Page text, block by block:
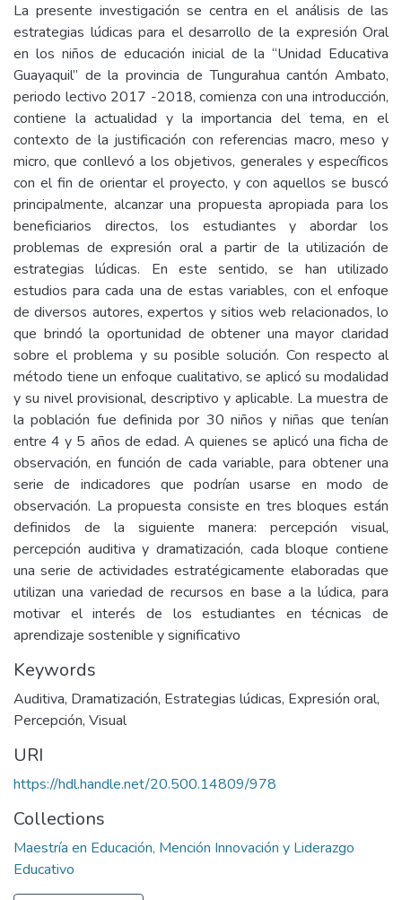
La presente investigación se centra en el análisis de las
estrategias lúdicas para el desarrollo de la expresión Oral
en los niños de educación inicial de la “Unidad Educativa
Guayaquil” de la provincia de Tungurahua cantón Ambato,
periodo lectivo 2017 -2018, comienza con una introducción,
contiene la actualidad y la importancia del tema, en el
contexto de la justificación con referencias macro, meso y
micro, que conllevó a los objetivos, generales y específicos
con el fin de orientar el proyecto, y con aquellos se buscó
principalmente, alcanzar una propuesta apropiada para los
beneficiarios directos, los estudiantes y abordar los
problemas de expresión oral a partir de la utilización de
estrategias lúdicas. En este sentido, se han utilizado
estudios para cada una de estas variables, con el enfoque
de diversos autores, expertos y sitios web relacionados, lo
que brindó la oportunidad de obtener una mayor claridad
sobre el problema y su posible solución. Con respecto al
método tiene un enfoque cualitativo, se aplicó su modalidad
y su nivel provisional, descriptivo y aplicable. La muestra de
la población fue definida por 30 niños y niñas que tenían
entre 4 y 5 años de edad. A quienes se aplicó una ficha de
observación, en función de cada variable, para obtener una
serie de indicadores que podrían usarse en modo de
observación. La propuesta consiste en tres bloques están
definidos de la siguiente manera: percepción visual,
percepción auditiva y dramatización, cada bloque contiene
una serie de actividades estratégicamente elaboradas que
utilizan una variedad de recursos en base a la lúdica, para
motivar el interés de los estudiantes en técnicas de
aprendizaje sostenible y significativo
Keywords
Auditiva, Dramatización, Estrategias lúdicas, Expresión oral,
Percepción, Visual
URI
https://hdl.handle.net/20.500.14809/978
Collections
Maestría en Educación, Mención Innovación y Liderazgo
Educativo